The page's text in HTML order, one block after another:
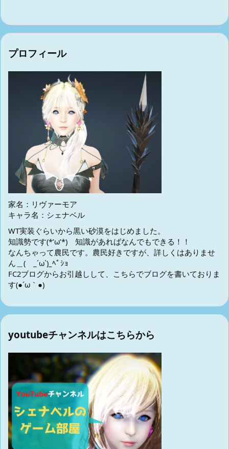
プロフィール
家名：リヴァーモア
キャラ名：シェナベル
WT実装ぐらいから黒い砂漠をはじめました。
知識勢です(*’ω’*) 知識があればなんでもできる！！
なんちゃって農民です。農民好きですが、詳しくはありませ
ん＿( _´ω`)_ﾍﾟｼｮ
FC2ブログからお引越しして、こちらでブログを書いておりま
す(●´ω｀●)
youtubeチャンネルはこちらから